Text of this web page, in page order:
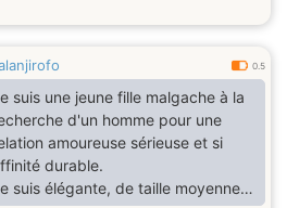
0.5
suis une jeune fille malgache à la
d'un homme pour une
amoureuse sérieuse et si
durable.
suis élégante, de taille moyenne,